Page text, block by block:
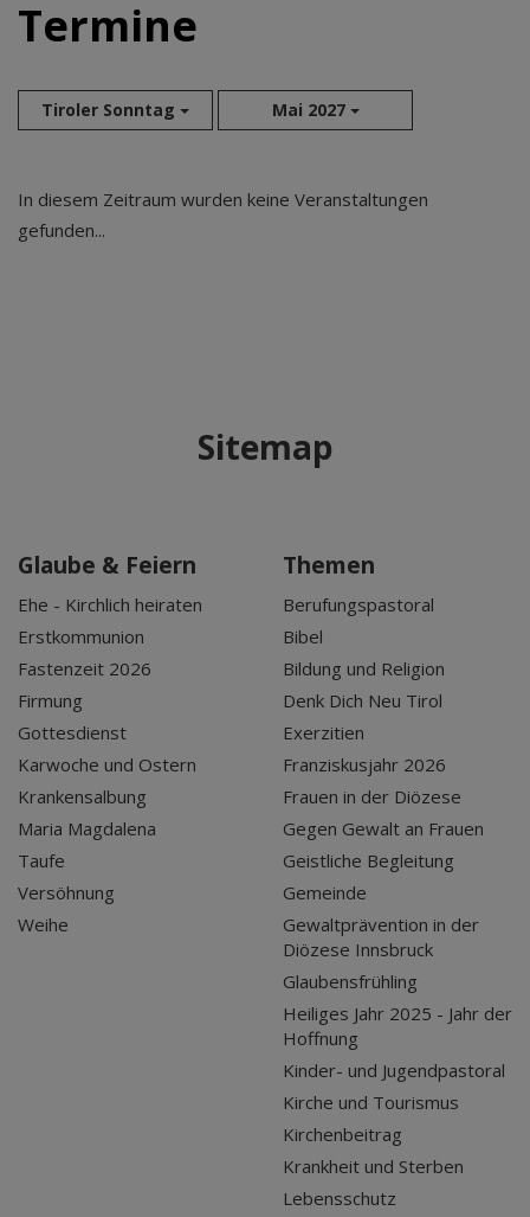
Termine
Tiroler Sonntag Mai 2027
Aug 2026
Apr 2027
Mai 2027
In diesem Zeitraum wurden keine Veranstaltungen
gefunden...
Sitemap
Glaube & Feiern
Ehe - Kirchlich heiraten
Erstkommunion
Fastenzeit 2026
Firmung
Gottesdienst
Karwoche und Ostern
Krankensalbung
Maria Magdalena
Taufe
Versöhnung
Weihe
Themen
Berufungspastoral
Bibel
Bildung und Religion
Denk Dich Neu Tirol
Exerzitien
Franziskusjahr 2026
Frauen in der Diözese
Gegen Gewalt an Frauen
Geistliche Begleitung
Gemeinde
Gewaltprävention in der
Diözese Innsbruck
Glaubensfrühling
Heiliges Jahr 2025 - Jahr der
Hoffnung
Kinder- und Jugendpastoral
Kirche und Tourismus
Kirchenbeitrag
Krankheit und Sterben
Lebensschutz